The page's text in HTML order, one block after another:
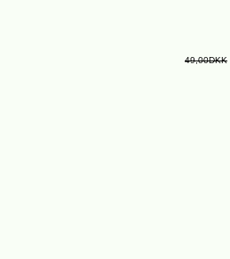
49,00DKK